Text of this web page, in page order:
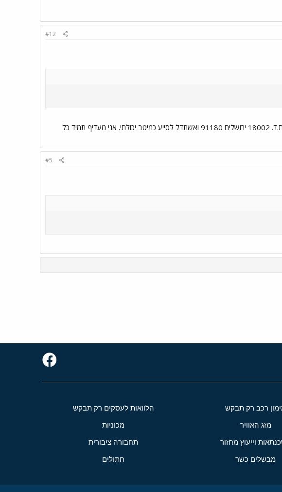
#12
האפשרות היחידה היא כנראה דואר רגיל. אנא שלח בקשתך אל ת.ד. 18002 ירושלים 91180 ואשתדל לסייע כמיטב יכולתי. אני מעדיף תמיד כל
#5
רכב רק תבקש הלוואות לעסקים רק תבקש
מזג האוויר מכוניות
וייעוץ מחזור תחבורה ציבורית
מבשלים כשר חתולים